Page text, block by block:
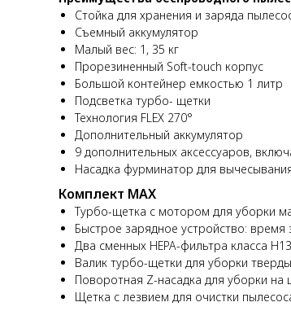
Стойка для хранения и заряда
Съемный аккумулятор
Малый вес: 1, 35 кг
Прорезиненный Soft-touch корпус
Большой контейнер емкостью 1 литр
Подсветка турбо- щетки
Технология FLEX 270°
Дополнительный аккумулятор
9 дополнительных аксессуаров,
Насадка фурминатор для
Комплект MAX
Турбо-щетка с мотором для уборки
Быстрое зарядное устройство: время
Два сменных HEPA-фильтра класса
Валик турбо-щетки для уборки
Поворотная Z-насадка для уборки на
Щетка с лезвием для очистки